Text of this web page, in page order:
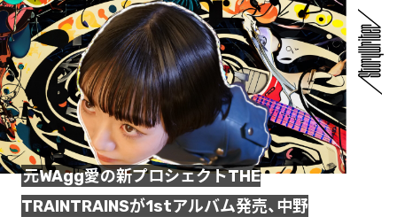
元WAgg愛の新プロシェクトTHE
TRAINTRAINSが1stアルバム発売、中野